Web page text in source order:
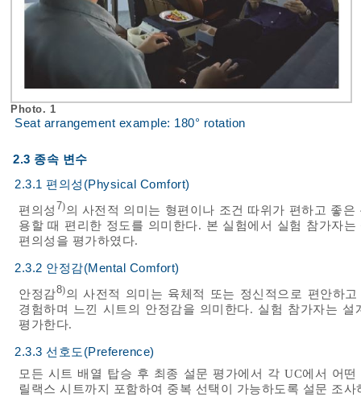
Photo. 1
Seat arrangement example: 180° rotation
2.3 종속 변수
2.3.1 편의성(Physical Comfort)
편의성 7)의 사전적 의미는 형편이나 조건 따위가 편하고 좋
용할 때 편리한 정도를 의미한다. 본 실험에서 실험 참가자
편의성을 평가하였다.
2.3.2 안정감(Mental Comfort)
안정감8)의 사전적 의미는 육체적 또는 정신적으로 편안하
경험하며 느낀 시트의 안정감을 의미한다. 실험 참가자는
평가한다.
2.3.3 선호도(Preference)
모든 시트 배열 탑승 후 최종 설문 평가에서 각 UC에서 어
릴랙스 시트까지 포함하여 중복 선택이 가능하도록 설문 조사